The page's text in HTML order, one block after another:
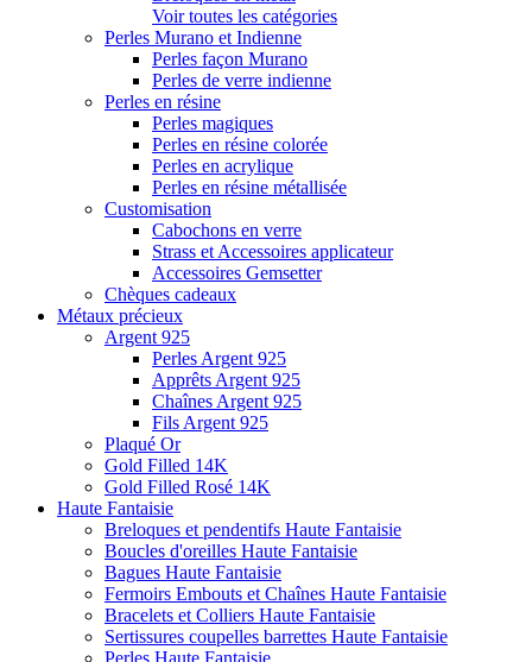
Voir toutes les catégories
Perles Murano et Indienne
Perles façon Murano
Perles de verre indienne
Perles en résine
Perles magiques
Perles en résine colorée
Perles en acrylique
Perles en résine métallisée
Customisation
Cabochons en verre
Strass et Accessoires applicateur
Accessoires Gemsetter
Chèques cadeaux
Métaux précieux
Argent 925
Perles Argent 925
Apprêts Argent 925
Chaînes Argent 925
Fils Argent 925
Plaqué Or
Gold Filled 14K
Gold Filled Rosé 14K
Haute Fantaisie
Breloques et pendentifs Haute Fantaisie
Boucles d'oreilles Haute Fantaisie
Bagues Haute Fantaisie
Fermoirs Embouts et Chaînes Haute Fantaisie
Bracelets et Colliers Haute Fantaisie
Sertissures coupelles barrettes Haute Fantaisie
Perles Haute Fantaisie